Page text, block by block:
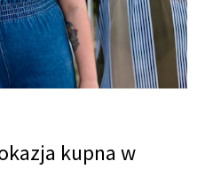
kupna w